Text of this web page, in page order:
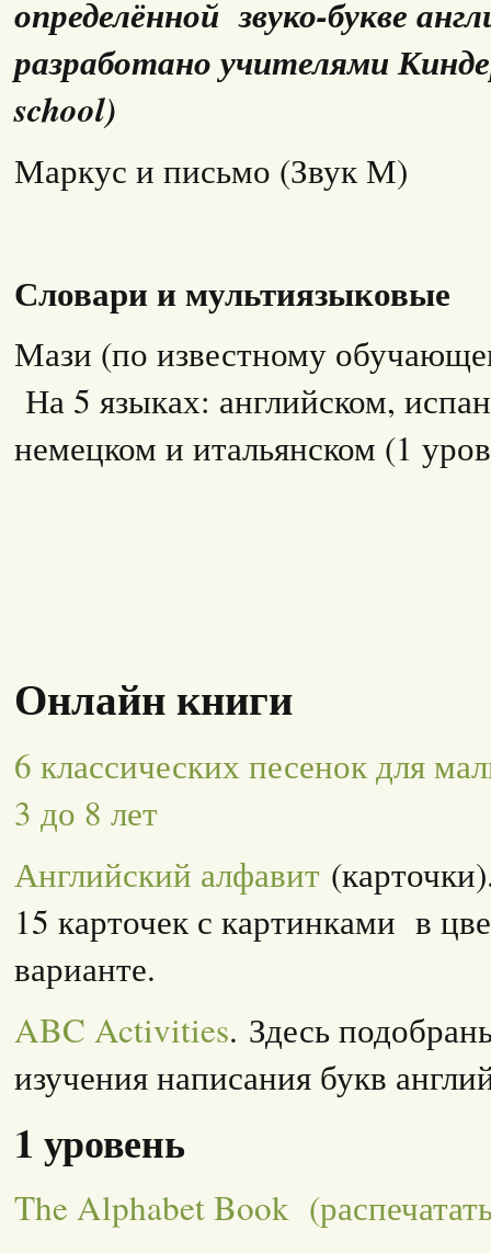
определённой звуко-букве
разработано учителями
school)
Маркус и письмо (Звук М)
Словари и мультиязыковые
Мази (по известному
На 5 языках: английском,
немецком и итальянском (1
Онлайн книги
6 классических песенок для
3 до 8 лет
Английский алфавит
15 карточек с картинками в
варианте.
ABC Activities. Здесь
изучения написания букв
1 уровень
The Alphabet Book